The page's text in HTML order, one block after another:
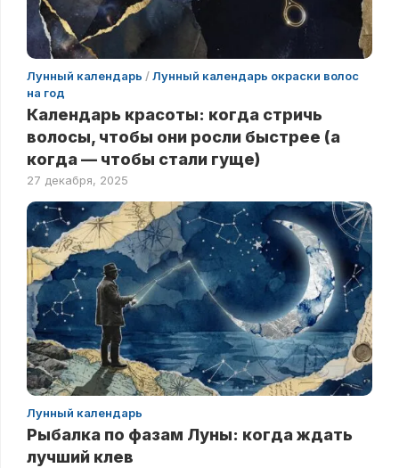
Лунный календарь /Лунный календарь окраски волос
на год
Календарь красоты: когда стричь
волосы, чтобы они росли быстрее (а
когда — чтобы стали гуще)
27 декабря, 2025
Лунный календарь
Рыбалка по фазам Луны: когда ждать
лучший клев